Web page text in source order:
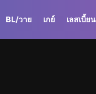
BL/วาย เกย์ เลสเบี้ยน